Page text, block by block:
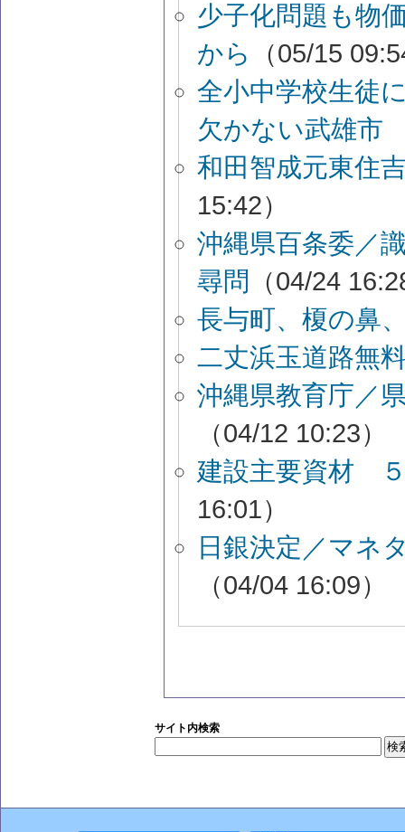
少子化問題も物
から
（05/15
全小中学校生徒
欠かない武雄
和田智成元東住
15:42）
沖縄県百条委／
尋問
（04/24
長与町、榎の鼻
二丈浜玉道路無
沖縄県教育庁／
（04/12 10:23）
建設主要資材
16:01）
日銀決定／マネ
（04/04 16:09）
サイト内検索